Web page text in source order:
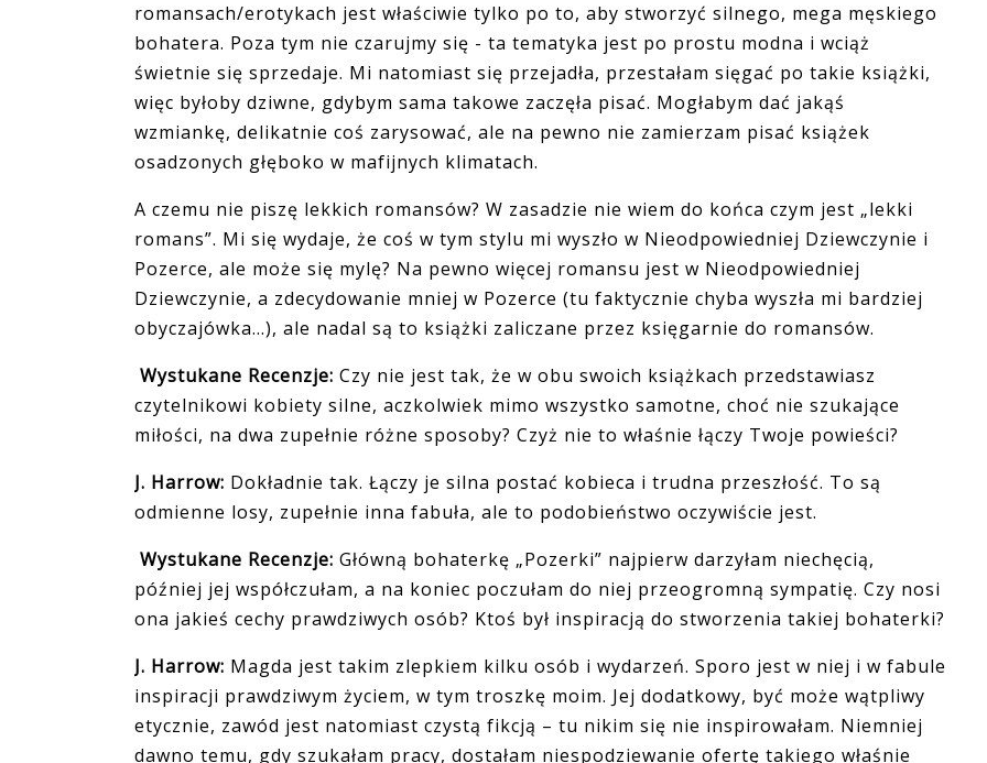
romansach/erotykach jest właściwie tylko po to, aby stworzyć silnego, mega męskiego
bohatera. Poza tym nie czarujmy się - ta tematyka jest po prostu modna i wciąż
świetnie się sprzedaje. Mi natomiast się przejadła, przestałam sięgać po takie książki,
więc byłoby dziwne, gdybym sama takowe zaczęła pisać. Mogłabym dać jakąś
wzmiankę, delikatnie coś zarysować, ale na pewno nie zamierzam pisać książek
osadzonych głęboko w mafijnych klimatach.
A czemu nie piszę lekkich romansów? W zasadzie nie wiem do końca czym jest „lekki
romans”. Mi się wydaje, że coś w tym stylu mi wyszło w Nieodpowiedniej Dziewczynie i
Pozerce, ale może się mylę? Na pewno więcej romansu jest w Nieodpowiedniej
Dziewczynie, a zdecydowanie mniej w Pozerce (tu faktycznie chyba wyszła mi bardziej
obyczajówka...), ale nadal są to książki zaliczane przez księgarnie do romansów.
Wystukane Recenzje: Czy nie jest tak, że w obu swoich książkach przedstawiasz
czytelnikowi kobiety silne, aczkolwiek mimo wszystko samotne, choć nie szukające
miłości, na dwa zupełnie różne sposoby? Czyż nie to właśnie łączy Twoje powieści?
J. Harrow: Dokładnie tak. Łączy je silna postać kobieca i trudna przeszłość. To są
odmienne losy, zupełnie inna fabuła, ale to podobieństwo oczywiście jest.
Wystukane Recenzje: Główną bohaterkę „Pozerki” najpierw darzyłam niechęcią,
później jej współczułam, a na koniec poczułam do niej przeogromną sympatię. Czy nosi
ona jakieś cechy prawdziwych osób? Ktoś był inspiracją do stworzenia takiej bohaterki?
J. Harrow: Magda jest takim zlepkiem kilku osób i wydarzeń. Sporo jest w niej i w fabule
inspiracji prawdziwym życiem, w tym troszkę moim. Jej dodatkowy, być może wątpliwy
etycznie, zawód jest natomiast czystą fikcją – tu nikim się nie inspirowałam. Niemniej
dawno temu, gdy szukałam pracy, dostałam niespodziewanie ofertę takiego właśnie